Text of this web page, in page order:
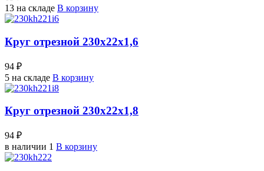
13 на складе В корзину
Круг отрезной 230х22х1,6
94 ₽
5 на складе В корзину
Круг отрезной 230х22х1,8
94 ₽
в наличии 1 В корзину